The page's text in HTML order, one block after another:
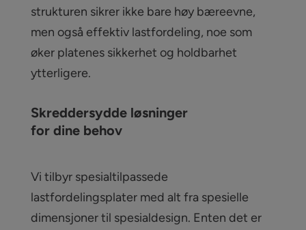
strukturen sikrer ikke bare høy bæreevne,
men også effektiv lastfordeling, noe som
øker platenes sikkerhet og holdbarhet
ytterligere.
Skreddersydde løsninger
for dine behov
Vi tilbyr spesialtilpassede
lastfordelingsplater med alt fra spesielle
dimensjoner til spesialdesign. Enten det er